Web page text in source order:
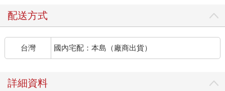
配送方式
台灣 國內宅配：本島（廠商出貨）
詳細資料